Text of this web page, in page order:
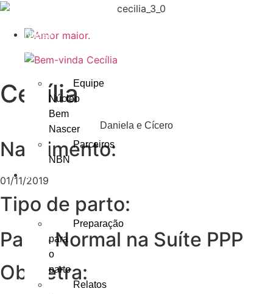
Nossa
Equipe
Núcleo
Bem
Nascer
Parceiros
NBN
O
Preparação
para
o
parto
Relatos
Cecília
Daniela e Cícero
Nascimento:
01/11/2019
Tipo de parto:
Parto Normal na Suíte PPP
Obstetra: